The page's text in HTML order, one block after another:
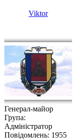
Viktor
Генерал-майор
Група:
Адміністратор
Повідомлень: 1955